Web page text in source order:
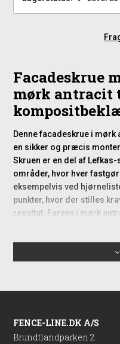
Facadeskrue
mørk antracit
Denne facadeskrue i
en sikker og præcis
Skruen er en del af
områder, hvor hver
eksempelvis ved
punkter, hvor der stilles
resultat. Farven i mørk
En af de største fordele
nogle få gange i livet,
arbejdsproces og et
FENCE-LINE.DK A/S
Brundtlandparken 2